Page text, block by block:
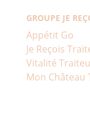
GROUPE JE
Appétit Go
Je Reçois
Vitalité
Mon Château